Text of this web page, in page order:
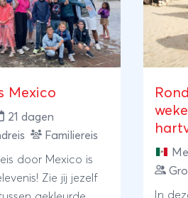
Mexico
21 dagen
Familiereis
door Mexico is
Zie jij jezelf
In